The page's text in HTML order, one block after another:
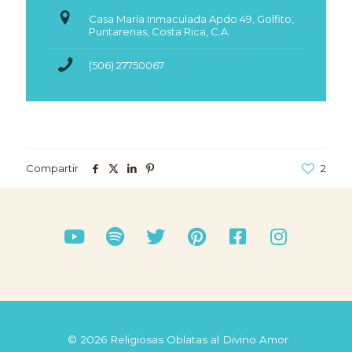
Casa María Inmaculada Apdo 49, Golfito,
Puntarenas, Costa Rica, C.A.
(506) 27750067
Compartir 2
© 2026 Religiosas Oblatas al Divino Amor